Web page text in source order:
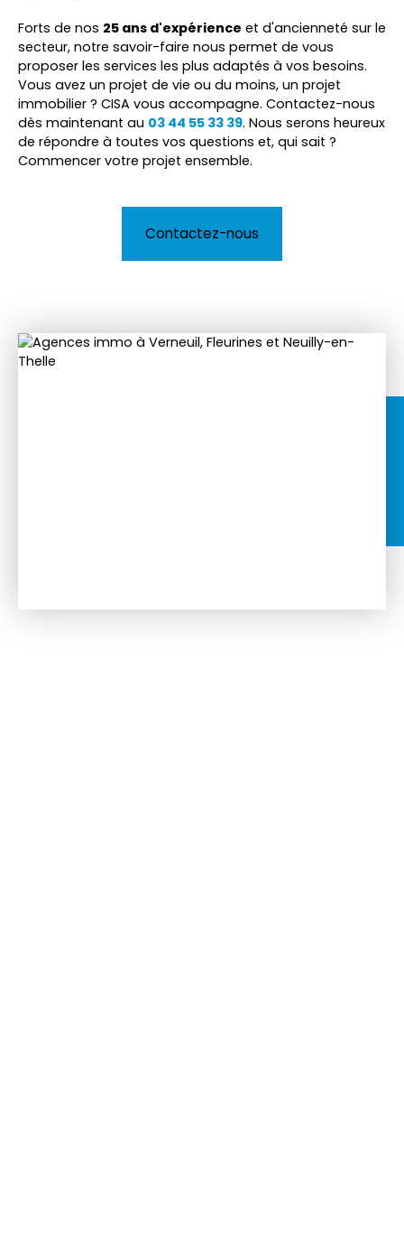
Forts de nos 25 ans d'expérience et d'ancienneté sur le
secteur, notre savoir-faire nous permet de vous
proposer les services les plus adaptés à vos besoins.
Vous avez un projet de vie ou du moins, un projet
immobilier ? CISA vous accompagne. Contactez-nous
dès maintenant au 03 44 55 33 39. Nous serons heureux
de répondre à toutes vos questions et, qui sait ?
Commencer votre projet ensemble.
Contactez-nous